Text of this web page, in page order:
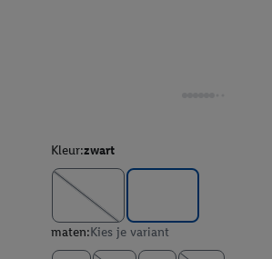
Kleur:zwart
maten:Kies je variant